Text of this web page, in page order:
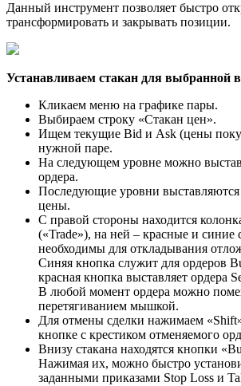
Данный инструмент позволяет быстро
трансформировать и закрывать позиции.
Устанавливаем стакан для выбранной
Кликаем меню на графике пары.
Выбираем строку «Стакан цен».
Ищем текущие Bid и Ask (цены
нужной паре.
На следующем уровне можно
ордера.
Последующие уровни выставляются
цены.
С правой стороны находится
(«Trade»), на ней – красные и синие
необходимы для откладывания
Синяя кнопка служит для ордеров
красная кнопка выставляет ордера
В любой момент ордера можно
перетягиванием мышкой.
Для отмены сделки нажимаем
кнопке с крестиком отменяемого
Внизу стакана находятся кнопки
Нажимая их, можно быстро
заданными приказами Stop Loss и